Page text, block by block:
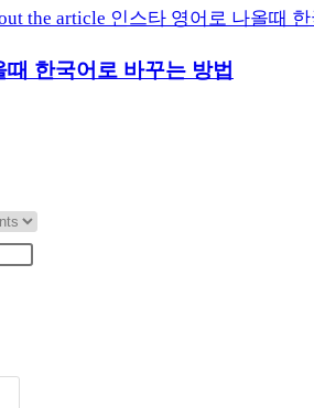
한국어로 바꾸는 방법